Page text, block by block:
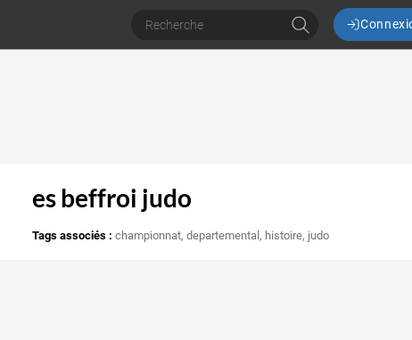
es beffroi judo
Tags associés : championnat,departemental, histoire, judo